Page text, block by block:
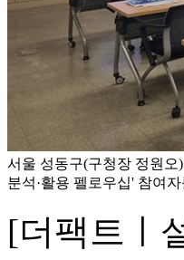
서울 성동구(구청장 정원
분석·활용 펠로우십' 참여
[더팩트ㅣ